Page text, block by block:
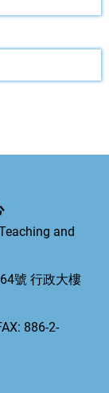
and
號 行政大樓
886-2-